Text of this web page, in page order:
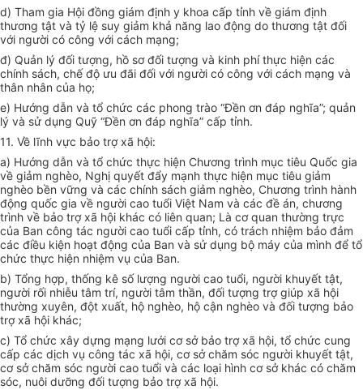
d) Tham gia Hội đồng giám định y khoa cấp tỉnh về giám định
thương tật và tỷ lệ suy giảm khả năng lao động do thương tật đối
với người có công với cách mạng;
đ) Quản lý đối tượng, hồ sơ đối tượng và kinh phí thực hiện các
chính sách, chế độ ưu đãi đối với người có công với cách mạng và
thân nhân của họ;
e) Hướng dẫn và tổ chức các phong trào “Đền ơn đáp nghĩa”; quản
lý và sử dụng Quỹ “Đền ơn đáp nghĩa” cấp tỉnh.
11. Về lĩnh vực bảo trợ xã hội:
a) Hướng dẫn và tổ chức thực hiện Chương trình mục tiêu Quốc gia
về giảm nghèo, Nghị quyết đẩy mạnh thực hiện mục tiêu giảm
nghèo bền vững và các chính sách giảm nghèo, Chương trình hành
động quốc gia về người cao tuổi Việt Nam và các đề án, chương
trình về bảo trợ xã hội khác có liên quan; Là cơ quan thường trực
của Ban công tác người cao tuổi cấp tỉnh, có trách nhiệm bảo đảm
các điều kiện hoạt động của Ban và sử dụng bộ máy của mình để tổ
chức thực hiện nhiệm vụ của Ban.
b) Tổng hợp, thống kê số lượng người cao tuổi, người khuyết tật,
người rối nhiễu tâm trí, người tâm thần, đối tượng trợ giúp xã hội
thường xuyên, đột xuất, hộ nghèo, hộ cận nghèo và đối tượng bảo
trợ xã hội khác;
c) Tổ chức xây dựng mạng lưới cơ sở bảo trợ xã hội, tổ chức cung
cấp các dịch vụ công tác xã hội, cơ sở chăm sóc người khuyết tật,
cơ sở chăm sóc người cao tuổi và các loại hình cơ sở khác có chăm
sóc, nuôi dưỡng đối tượng bảo trợ xã hội.